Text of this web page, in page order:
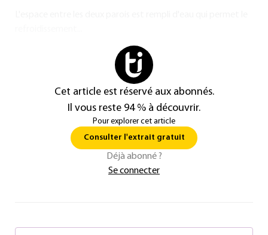
Cet article est réservé aux abonnés.
Il vous reste 94 % à découvrir.
Pour explorer cet article
Consulter l'extrait gratuit
Déjà abonné ?
Se connecter